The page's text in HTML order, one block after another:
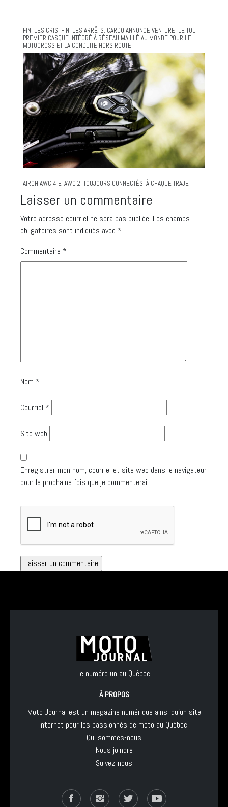
FINI LES CRIS. FINI LES ARRÊTS. CARDO ANNONCE VENTURE, LE TOUT
PREMIER CASQUE INTÉGRÉ À RÉSEAU MAILLÉ AU MONDE POUR LE
MOTOCROSS ET LA CONDUITE HORS ROUTE
AIROH AWC 4 ETAWC 2: TOUJOURS CONNECTÉS, À CHAQUE TRAJET
Laisser un commentaire
Votre adresse courriel ne sera pas publiée. Les champs
obligatoires sont indiqués avec *
Commentaire *
Nom *
Courriel *
Site web
Enregistrer mon nom, courriel et site web dans le navigateur
pour la prochaine fois que je commenterai.
Le numéro un au Québec!
À PROPOS
Moto Journal est un magazine numérique ainsi qu'un site
internet pour les passionnés de moto au Québec!
Qui sommes-nous
Nous joindre
Suivez-nous